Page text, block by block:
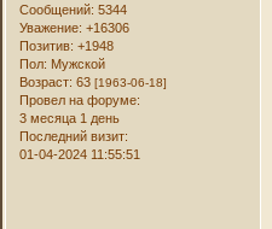
Сообщений: 5344
Уважение: +16306
Позитив: +1948
Пол: Мужской
Возраст: 63[1963-06-18]
Провел на форуме:
3 месяца 1 день
Последний визит:
01-04-2024 11:55:51